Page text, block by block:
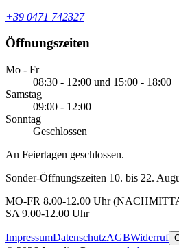
+39 0471 742327
Öffnungszeiten
Mo - Fr
08:30 - 12:00 und 15:00 - 18:00
Samstag
09:00 - 12:00
Sonntag
Geschlossen
An Feiertagen geschlossen.
Sonder-Öffnungszeiten 10. bis 22.
MO-FR 8.00-12.00 Uhr
SA 9.00-12.00 Uhr
ImpressumDatenschutzAGBWiderruf